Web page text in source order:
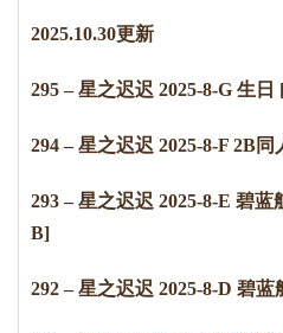
2025.10.30更新
295 – 星之迟迟 2025-8-G 生日
294 – 星之迟迟 2025-8-F 2B同
293 – 星之迟迟 2025-8-E 碧
B]
292 – 星之迟迟 2025-8-D 碧